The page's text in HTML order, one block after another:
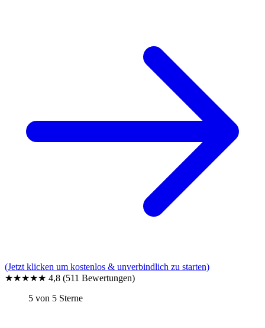
(Jetzt klicken um kostenlos & unverbindlich zu starten)
★★★★★ 4,8 (511 Bewertungen)
5 von 5 Sterne